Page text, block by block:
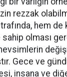
rezzak
hem de
olması
Gece ve
insana ve